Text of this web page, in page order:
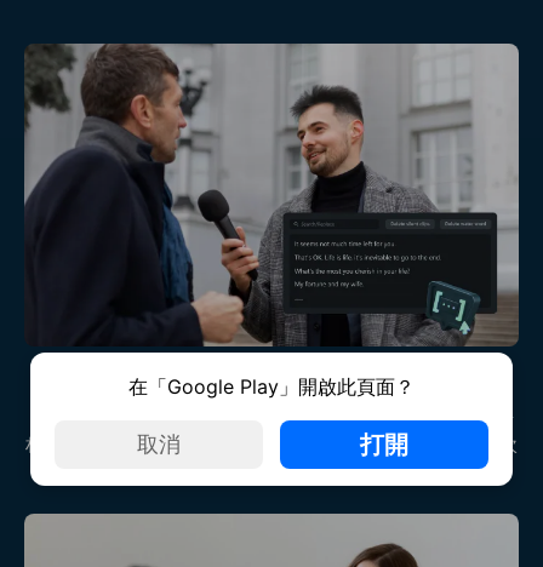
記者
作為記者，您可以充分利用 AI 文字型編輯功能，輕鬆轉錄採訪素
材、新聞發布會、錄製的聲明等等。因此，您可以節省時間並每次
都能獲得準確的新聞文章和報告。
在「Google Play」開啟此頁面？
取消 打開